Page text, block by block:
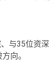
与35位资深
向。